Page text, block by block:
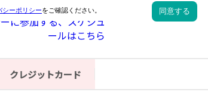
クレジットカード